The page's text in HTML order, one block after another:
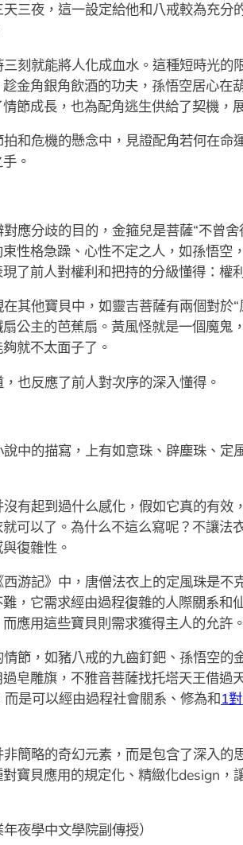
三夜，這一設定給他和八戒較為充分
刻就能將人化成血水。這種短時光的
金角銀角飲酒的功夫，孫悟空居心在
節成長，也為配角逃生供給了契機，
和危機的懸念中，見證配角若何在命
。
應分歧的目的，金箍兒是菩薩“不曾
性格急躁、心性不定之人，如孫悟空
了前人對權利和把持的分級懂得：權
其他寶貝中，如靈吉菩薩有兩個對於
公主的芭蕉扇。黃風怪就是一個魔鬼
就不太面子了。
也反應了前人對次序的深入懂得。
中的描寫，上有如意珠、辟塵珠、定
有起到過什么感化，假如它真的有效
可以了。為什么不這么寫呢？不讓法
復雜性。
游記》中，唐僧法衣上的定風珠是
，它需求經由過程復雜的人際關系和
應用這些寶貝則需求獲得主人的允許。
節，如豬八戒的九齒釘鈀、孫悟空
皂雕旗，不雅音菩薩找托塔天王借過
是可以經由過程社會關系、修為和1
簡略的奇幻元素，而是包含了深入的
寶貝應用的規定化、精緻化design，
夜學中文學院副傳授）